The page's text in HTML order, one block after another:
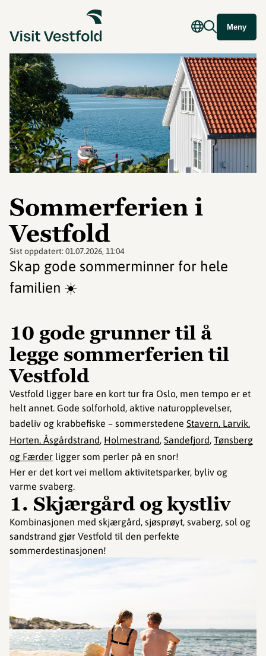
Meny
Sommerferien i
Vestfold
Sist oppdatert: 01.07.2026, 11:04
Skap gode sommerminner for hele
familien ☀️
10 gode grunner til å
legge sommerferien til
Vestfold
Vestfold ligger bare en kort tur fra Oslo, men tempo er et
helt annet. Gode solforhold, aktive naturopplevelser,
badeliv og krabbefiske – sommerstedene Stavern, Larvik,
Horten, Åsgårdstrand, Holmestrand, Sandefjord, Tønsberg
og Færder ligger som perler på en snor!
Her er det kort vei mellom aktivitetsparker, byliv og
varme svaberg.
1. Skjærgård og kystliv
Kombinasjonen med skjærgård, sjøsprøyt, svaberg, sol og
sandstrand gjør Vestfold til den perfekte
sommerdestinasjonen!